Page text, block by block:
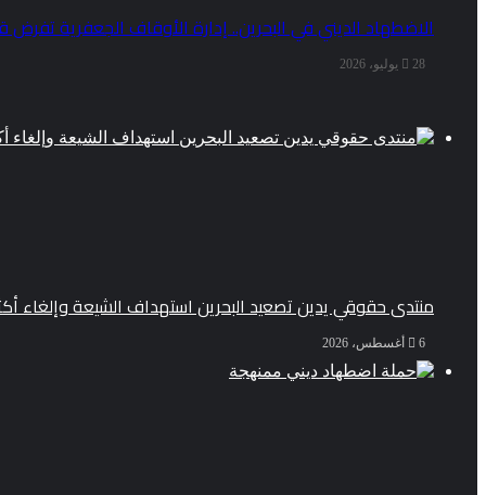
الاضطهاد الديني في البحرين.. إدارة الأوقاف الجعفرية تفرض
28 يوليو، 2026
منتدى حقوقي يدين تصعيد البحرين استهداف الشيعة وإلغاء أكثر من 50
6 أغسطس، 2026